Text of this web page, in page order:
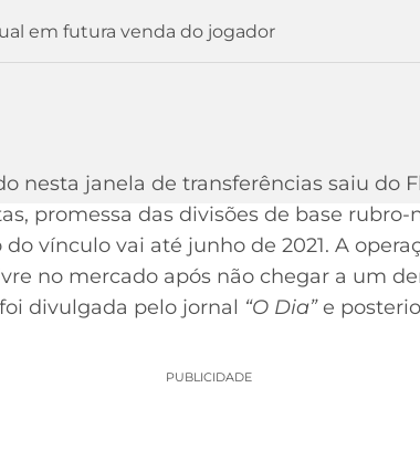
em futura venda do jogador
nesta janela de transferências saiu do
promessa das divisões de base
do vínculo vai até junho de 2021. A
no mercado após não chegar a um
divulgada pelo jornal “O Dia”e
PUBLICIDADE